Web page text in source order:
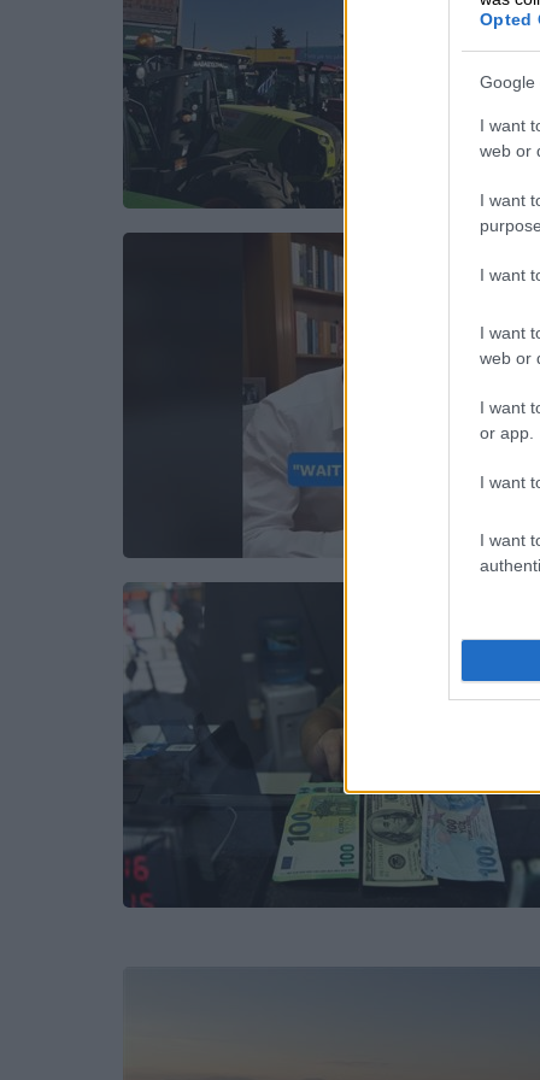
Opted
Google
I want
web or
I want
I want
I want
web or
I want
or app.
I want
I want